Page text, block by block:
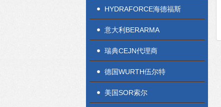
HYDRAFORCE海德福斯
意大利BERARMA
瑞典CEJN代理商
德国WURTH伍尔特
美国SOR索尔